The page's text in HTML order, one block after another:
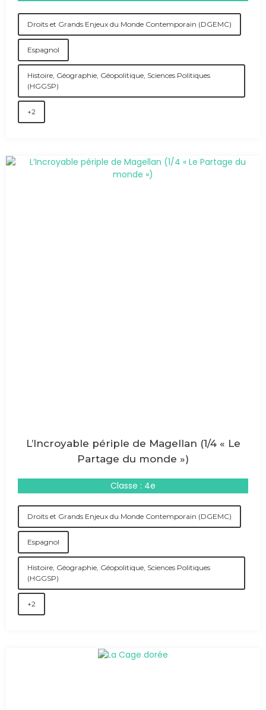
Droits et Grands Enjeux du Monde Contemporain (DGEMC)
Espagnol
Histoire, Géographie, Géopolitique, Sciences Politiques
(HGGSP)
+2
L’Incroyable périple de Magellan (1/4 « Le
Partage du monde »)
Classe : 4e
Droits et Grands Enjeux du Monde Contemporain (DGEMC)
Espagnol
Histoire, Géographie, Géopolitique, Sciences Politiques
(HGGSP)
+2